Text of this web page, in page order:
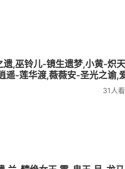
,巫铃儿-镜生遗梦,小黄-炽
-莲华渡,薇薇安-圣光之谕,
丽丝-梨花诗
31人